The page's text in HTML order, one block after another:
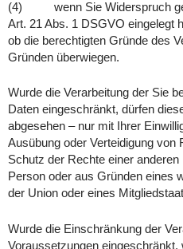
(4) wenn Sie Widerspruch
Art. 21 Abs. 1 DSGVO eingelegt
ob die berechtigten Gründe des
Gründen überwiegen.
Wurde die Verarbeitung der Sie
Daten eingeschränkt, dürfen
abgesehen – nur mit Ihrer
Ausübung oder Verteidigung von
Schutz der Rechte einer
Person oder aus Gründen eines
der Union oder eines
Wurde die Einschränkung der
Voraussetzungen eingeschränkt,